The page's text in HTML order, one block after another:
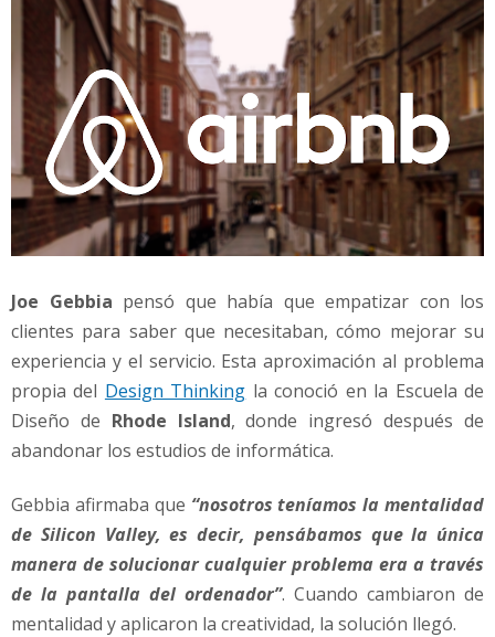
Joe Gebbia pensó que había que empatizar con los
clientes para saber que necesitaban, cómo mejorar su
experiencia y el servicio. Esta aproximación al problema
propia del Design Thinking la conoció en la Escuela de
Diseño de Rhode Island, donde ingresó después de
abandonar los estudios de informática.
Gebbia afirmaba que “nosotros teníamos la mentalidad
de Silicon Valley, es decir, pensábamos que la única
manera de solucionar cualquier problema era a través
de la pantalla del ordenador”. Cuando cambiaron de
mentalidad y aplicaron la creatividad, la solución llegó.